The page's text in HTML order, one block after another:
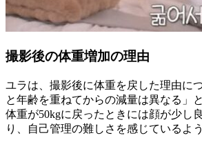
撮影後の体重増加の理由
ユラは、撮影後に体重を戻した理由に
と年齢を重ねてからの減量は異なる」
体重が50kgに戻ったときには顔が少し
り、自己管理の難しさを感じているよう